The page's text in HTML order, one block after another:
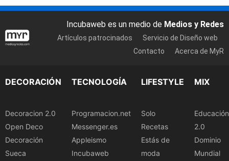
Incubaweb es un medio de Medios y Redes
Artículos patrocinados
Servicio de Diseño web
Contacto
Acerca de MyR
DECORACIÓN
Decoracion 2.0
Open Deco
Decoración
Sueca
TECNOLOGÍA
Programacion.net
Messenger.es
Appleismo
Incubaweb
LIFESTYLE
Solo
Recetas
Estás de
moda
MIX
Educación
2.0
Dominio
Mundial